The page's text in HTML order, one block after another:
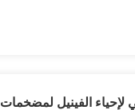
لإحياء الفينيل